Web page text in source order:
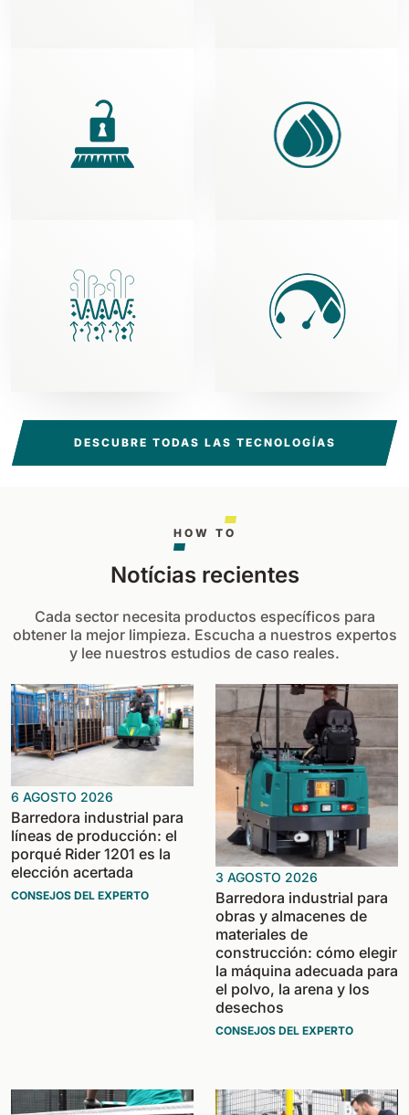
DESCUBRE TODAS LAS TECNOLOGÍAS
HOW TO
Notícias recientes
Cada sector necesita productos específicos para
obtener la mejor limpieza. Escucha a nuestros expertos
y lee nuestros estudios de caso reales.
6 AGOSTO 2026
Barredora industrial para
líneas de producción: el
porqué Rider 1201 es la
elección acertada
CONSEJOS DEL EXPERTO
3 AGOSTO 2026
Barredora industrial para
obras y almacenes de
materiales de
construcción: cómo elegir
la máquina adecuada para
el polvo, la arena y los
desechos
CONSEJOS DEL EXPERTO